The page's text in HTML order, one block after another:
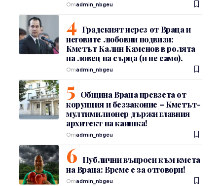
Отadmin_nbgeu
Градският нерез от Враца и
неговите любовни подвизи:
Кметът Калин Каменов в ролята
на ловец на сърца (и не само).
Отadmin_nbgeu
Община Враца превзета от
корупция и беззаконие – Кметът-
мултимилионер държи главния
архитект на каишка!
Отadmin_nbgeu
Публични въпроси към кмета
на Враца: Време е за отговори!
Отadmin_nbgeu